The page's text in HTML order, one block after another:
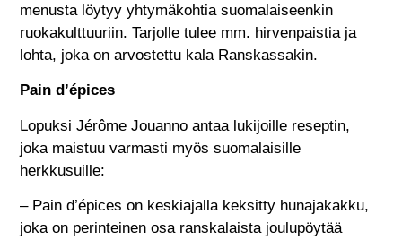
menusta löytyy yhtymäkohtia suomalaiseenkin
ruokakulttuuriin. Tarjolle tulee mm. hirvenpaistia ja
lohta, joka on arvostettu kala Ranskassakin.
Pain d’épices
Lopuksi Jérôme Jouanno antaa lukijoille reseptin,
joka maistuu varmasti myös suomalaisille
herkkusuille:
– Pain d’épices on keskiajalla keksitty hunajakakku,
joka on perinteinen osa ranskalaista joulupöytää